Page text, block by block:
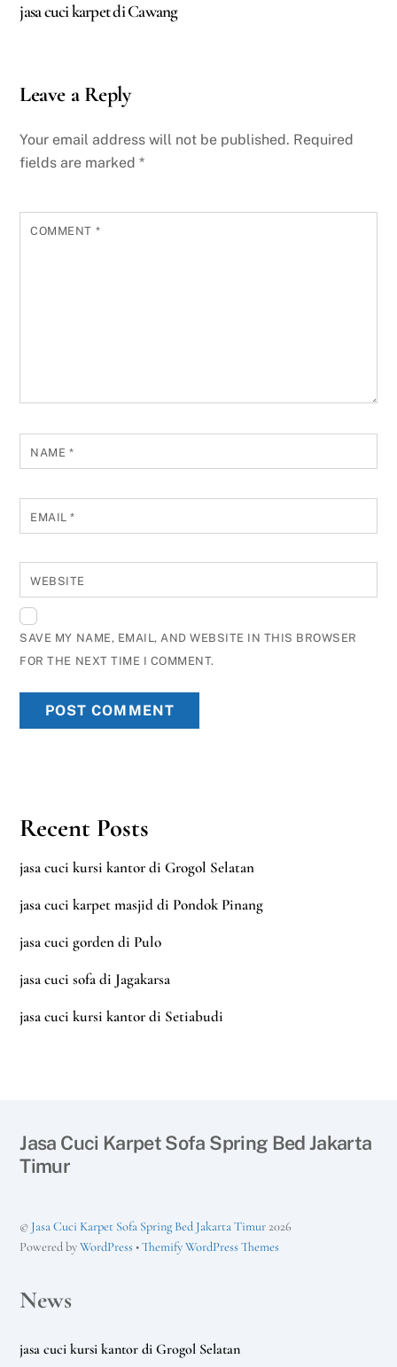
jasa cuci karpet di Cawang
Leave a Reply
Your email address will not be published. Required
fields are marked*
COMMENT *
NAME *
EMAIL*
WEBSITE
SAVE MY NAME, EMAIL, AND WEBSITE IN THIS BROWSER
FOR THE NEXT TIME I COMMENT.
Recent Posts
jasa cuci kursi kantor di Grogol Selatan
jasa cuci karpet masjid di Pondok Pinang
jasa cuci gorden di Pulo
jasa cuci sofa di Jagakarsa
jasa cuci kursi kantor di Setiabudi
Jasa Cuci Karpet Sofa Spring Bed Jakarta
Timur
© Jasa Cuci Karpet Sofa Spring Bed Jakarta Timur2026
Powered byWordPress •Themify WordPress Themes
News
jasa cuci kursi kantor di Grogol Selatan